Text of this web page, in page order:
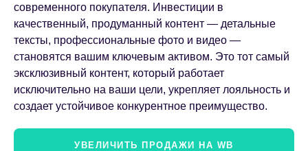
современного покупателя. Инвестиции в
качественный, продуманный контент — детальные
тексты, профессиональные фото и видео —
становятся вашим ключевым активом. Это тот самый
эксклюзивный контент, который работает
исключительно на ваши цели, укрепляет лояльность и
создает устойчивое конкурентное преимущество.
УВЕЛИЧИТЬ ПРОДАЖИ НА WB